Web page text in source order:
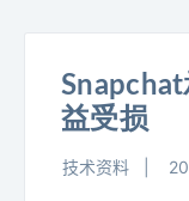
益受损
技术资料